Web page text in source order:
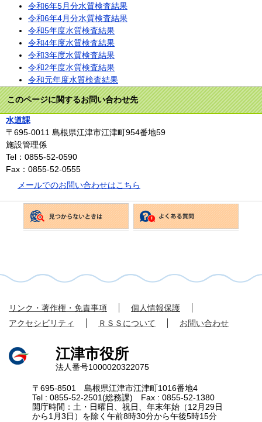
令和6年5月分水質検査結果
令和6年4月分水質検査結果
令和5年度水質検査結果
令和4年度水質検査結果
令和3年度水質検査結果
令和2年度水質検査結果
令和元年度水質検査結果
このページに関するお問い合わせ先
水道課
〒695-0011 島根県江津市江津町954番地59
施設管理係
Tel：0855-52-0590
Fax：0855-52-0555
メールでのお問い合わせはこちら
リンク・著作権・免責事項
個人情報保護
アクセシビリティ
ＲＳＳについて お問い合わせ
江津市役所
法人番号1000020322075
〒695-8501 島根県江津市江津町1016番地4
Tel : 0855-52-2501(総務課) Fax : 0855-52-1380
開庁時間：土・日曜日、祝日、年末年始（12月29日
から1月3日）を除く午前8時30分から午後5時15分